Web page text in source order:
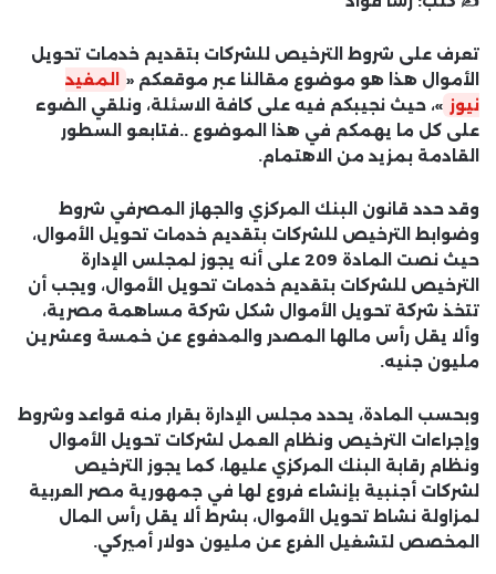
تعرف على شروط الترخيص للشركات بتقديم خدمات تحويل
الأموال هذا هو موضوع مقالنا عبر موقعكم «
المفيد
نيوز »، حيث نجيبكم فيه على كافة الاسئلة، ونلقي الضوء
على كل ما يهمكم في هذا الموضوع ..فتابعو السطور
القادمة بمزيد من الاهتمام.
وقد حدد قانون البنك المركزي والجهاز المصرفي شروط
وضوابط الترخيص للشركات بتقديم خدمات تحويل الأموال،
حيث نصت المادة 209 على أنه يجوز لمجلس الإدارة
الترخيص للشركات بتقديم خدمات تحويل الأموال، ويجب أن
تتخذ شركة تحويل الأموال شكل شركة مساهمة مصرية،
وألا يقل رأس مالها المصدر والمدفوع عن خمسة وعشرين
مليون جنيه.
وبحسب المادة، يحدد مجلس الإدارة بقرار منه قواعد وشروط
وإجراءات الترخيص ونظام العمل لشركات تحويل الأموال
ونظام رقابة البنك المركزي عليها، كما يجوز الترخيص
لشركات أجنبية بإنشاء فروع لها في جمهورية مصر العربية
لمزاولة نشاط تحويل الأموال، بشرط ألا يقل رأس المال
المخصص لتشغيل الفرع عن مليون دولار أميركي.